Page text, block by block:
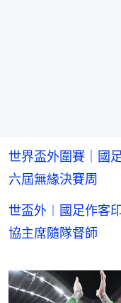
世界盃外圍賽｜國
六屆無緣決賽周
世盃外︱國足作
協主席隨隊督師